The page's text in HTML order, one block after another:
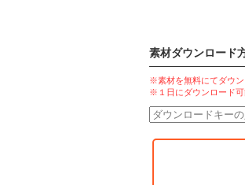
素材ダウンロード
※素材を無料にてダウ
※１日にダウンロード可